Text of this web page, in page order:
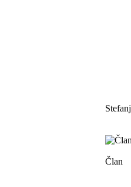
Stefanj
Član